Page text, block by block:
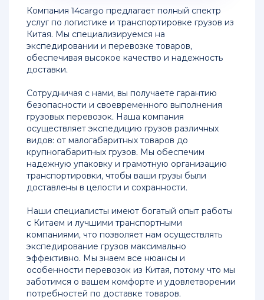
сборного
груза
из
Китая
Железнодорожные
из
Китая
Доставка
сборных
грузов
из
Китая
во
Владивосток
Перевозка
грузов
из
Китая
морем
Компания 14cargo предлагает полный спектр
услуг по логистике и транспортировке грузов из
Китая. Мы специализируемся на
экспедировании и перевозке товаров,
обеспечивая высокое качество и надежность
доставки.
Сотрудничая с нами, вы получаете гарантию
безопасности и своевременного выполнения
грузовых перевозок. Наша компания
осуществляет экспедицию грузов различных
видов: от малогабаритных товаров до
крупногабаритных грузов. Мы обеспечим
надежную упаковку и грамотную организацию
транспортировки, чтобы ваши грузы были
доставлены в целости и сохранности.
Наши специалисты имеют богатый опыт работы
с Китаем и лучшими транспортными
компаниями, что позволяет нам осуществлять
экспедирование грузов максимально
эффективно. Мы знаем все нюансы и
особенности перевозок из Китая, потому что мы
заботимся о вашем комфорте и удовлетворении
потребностей по доставке товаров.